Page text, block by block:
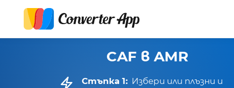
CAF в AMR
Стъпка 1: Избери или плъзни и